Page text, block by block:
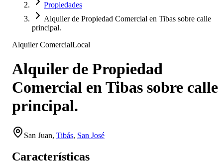
Propiedades
Alquiler de Propiedad Comercial en Tibas sobre calle
principal.
Alquiler ComercialLocal
Alquiler de Propiedad
Comercial en Tibas sobre calle
principal.
San Juan, Tibás, San José
Características